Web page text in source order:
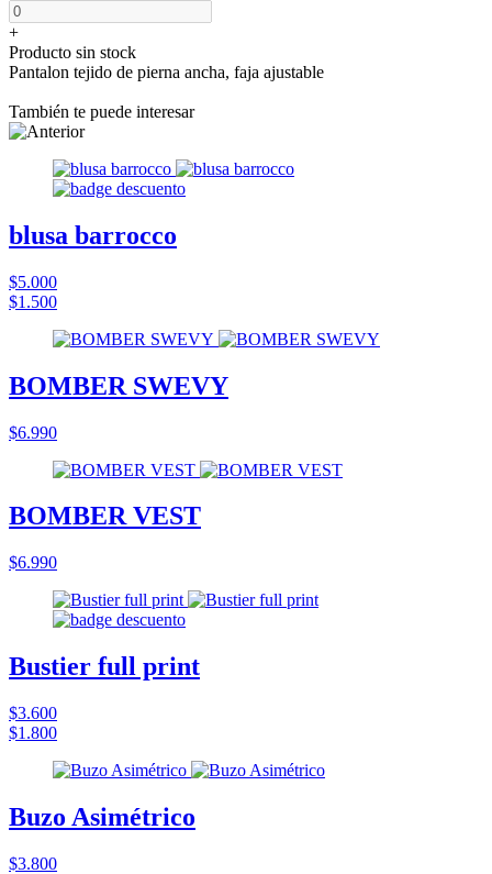
+
Producto sin stock
Pantalon tejido de pierna ancha, faja ajustable
También te puede interesar
blusa barrocco
$5.000
$1.500
BOMBER SWEVY
$6.990
BOMBER VEST
$6.990
Bustier full print
$3.600
$1.800
Buzo Asimétrico
$3.800